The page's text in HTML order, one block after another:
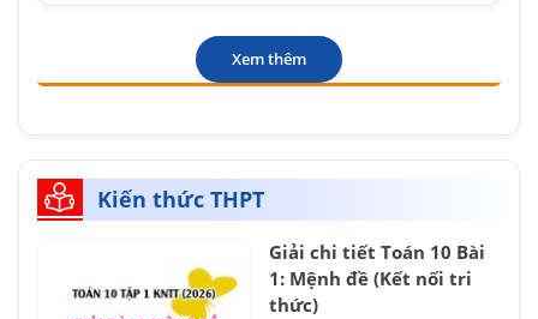
Xem thêm
Kiến thức THPT
Giải chi tiết Toán 10 Bài
1: Mệnh đề (Kết nối tri
thức)